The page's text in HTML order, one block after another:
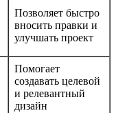
Позволяет быстро
вносить правки и
улучшать проект
Помогает
создавать целевой
и релевантный
дизайн